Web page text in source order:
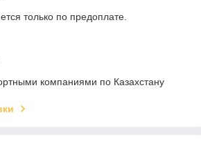
только по предоплате.
компаниями по Казахстану